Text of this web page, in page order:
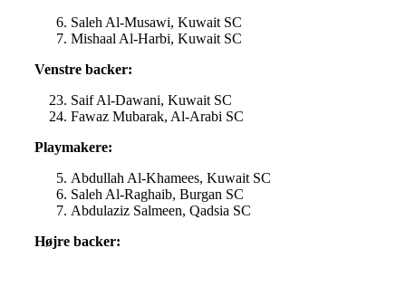
Saleh Al-Musawi, Kuwait SC
Mishaal Al-Harbi, Kuwait SC
Venstre backer:
Saif Al-Dawani, Kuwait SC
Fawaz Mubarak, Al-Arabi SC
Playmakere:
Abdullah Al-Khamees, Kuwait SC
Saleh Al-Raghaib, Burgan SC
Abdulaziz Salmeen, Qadsia SC
Højre backer: